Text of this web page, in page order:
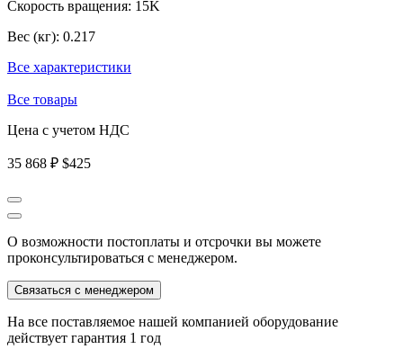
Скорость вращения: 15K
Вес (кг): 0.217
Все характеристики
Все товары
Цена с учетом НДС
35 868 ₽ $425
О возможности постоплаты и отсрочки вы можете
проконсультироваться с менеджером.
Связаться с менеджером
На все поставляемое нашей компанией оборудование
действует гарантия 1 год